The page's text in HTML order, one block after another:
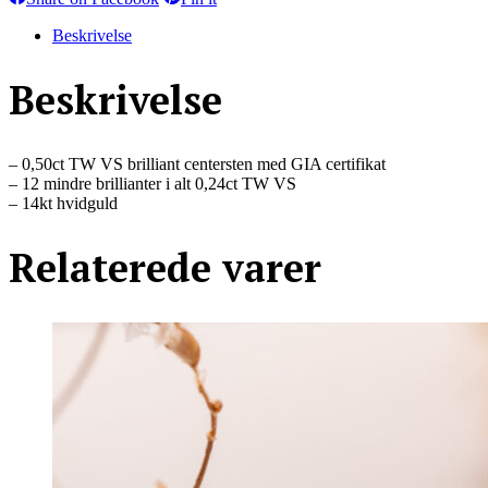
Beskrivelse
Beskrivelse
– 0,50ct TW VS brilliant centersten med GIA certifikat
– 12 mindre brillianter i alt 0,24ct TW VS
– 14kt hvidguld
Relaterede varer